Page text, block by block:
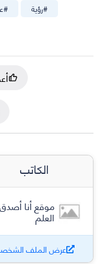
# #رؤية
الكاتب
موقع أنا أصدق
العلم
عرض الملف